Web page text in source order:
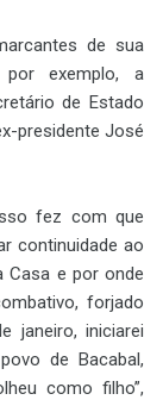
de sua
exemplo, a
de Estado
presidente José
fez com que
continuidade ao
Casa e por onde
forjado
janeiro, iniciarei
de Bacabal,
como filho”,